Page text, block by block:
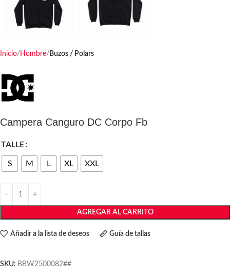
Inicio Hombre Buzos / Polars
Campera Canguro DC Corpo Fb
TALLE
S M L XL XXL
AGREGAR AL CARRITO
Añadir a la lista de deseos Guía de tallas
SKU: BBW2500082##